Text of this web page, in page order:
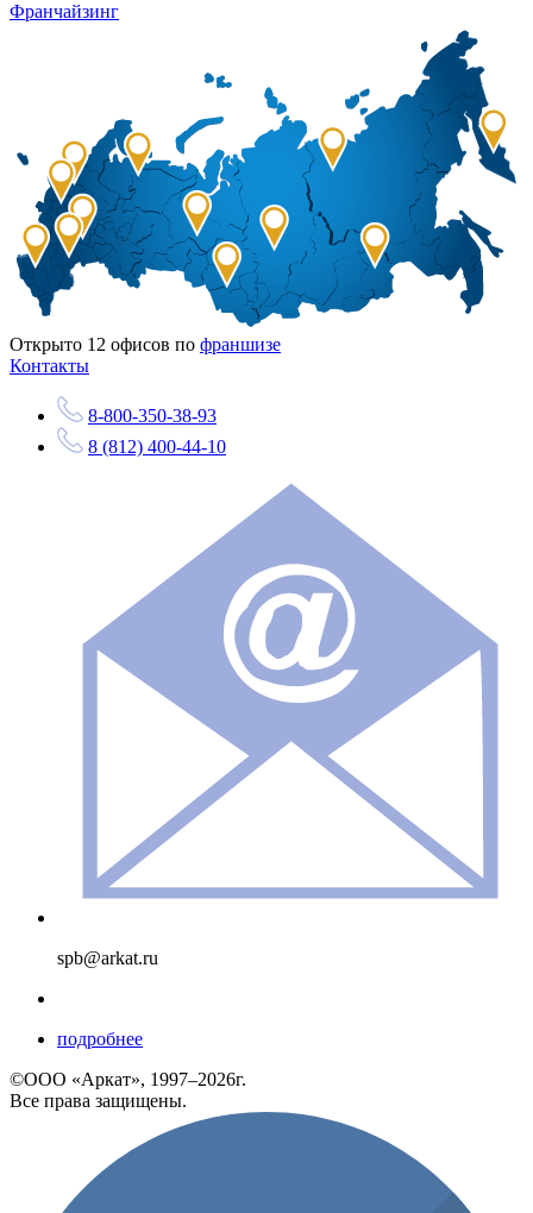
Франчайзинг
Открыто 12 офисов по франшизе
Контакты
8-800-350-38-93
8 (812) 400-44-10
spb@arkat.ru
подробнее
©ООО «Аркат», 1997–2026г.
Все права защищены.